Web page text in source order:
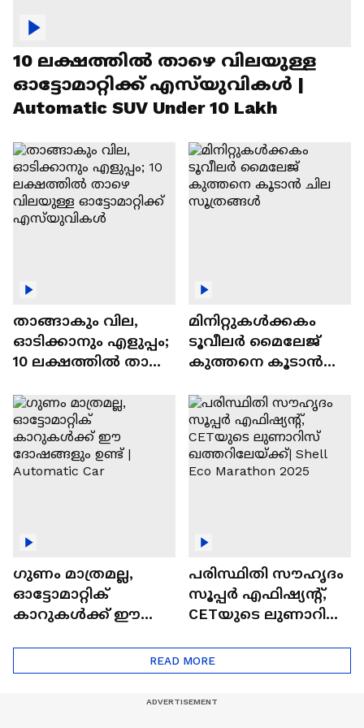
10 ലക്ഷത്തിൽ താഴെ വിലയുള്ള
ഓട്ടോമാറ്റിക്ക് എസ്‍യുവികൾ |
Automatic SUV Under 10 Lakh
താങ്ങാകും വില,
ഓടിക്കാനും എളുപ്പം;
10 ലക്ഷത്തിൽ താഴെ
ഓട്ടോമാറ്റിക്ക്
എസ്‍യുവികൾ
മിനിറ്റുകൾക്കകം
ടൂവീലർ മൈലേജ്
കുത്തനെ കൂടാൻ
ഗുണം മാത്രമല്ല,
ഓട്ടോമാറ്റിക്
കാറുകൾക്ക് ഈ
പരിസ്ഥിതി സൗഹൃദം
സൂപ്പർ എഫിഷ്യന്റ്,
CETയുടെ ലുണാറിസ്
Eco Marathon 2025
READ MORE